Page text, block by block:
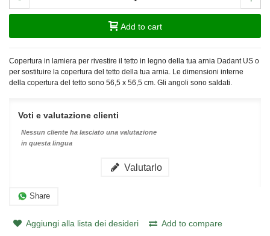
Add to cart
Copertura in lamiera per rivestire il tetto in legno della tua arnia Dadant US o
per sostituire la copertura del tetto della tua arnia. Le dimensioni interne
della copertura del tetto sono 56,5 x 56,5 cm. Gli angoli sono saldati.
Voti e valutazione clienti
Nessun cliente ha lasciato una valutazione
in questa lingua
Valutarlo
Share
Aggiungi alla lista dei desideri
Add to compare